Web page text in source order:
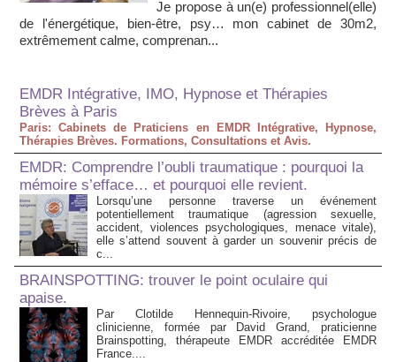
Je propose à un(e) professionnel(elle)
de l'énergétique, bien-être, psy… mon cabinet de 30m2,
extrêmement calme, comprenan...
EMDR Intégrative, IMO, Hypnose et Thérapies
Brèves à Paris
Paris: Cabinets de Praticiens en EMDR Intégrative, Hypnose,
Thérapies Brèves. Formations, Consultations et Avis.
EMDR: Comprendre l’oubli traumatique : pourquoi la
mémoire s’efface… et pourquoi elle revient.
Lorsqu’une personne traverse un événement
potentiellement traumatique (agression sexuelle,
accident, violences psychologiques, menace vitale),
elle s’attend souvent à garder un souvenir précis de
c...
BRAINSPOTTING: trouver le point oculaire qui
apaise.
Par Clotilde Hennequin-Rivoire, psychologue
clinicienne, formée par David Grand, praticienne
Brainspotting, thérapeute EMDR accréditée EMDR
France....